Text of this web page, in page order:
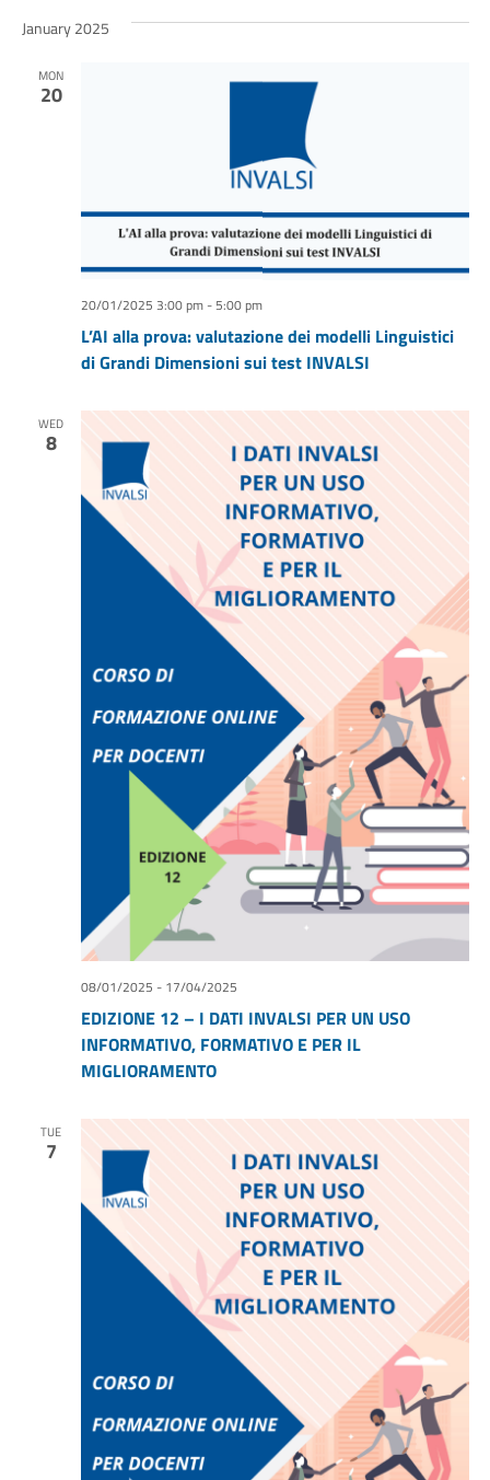
January 2025
MON
20
L’AI alla prova: valutazione dei modelli Linguistici
di Grandi Dimensioni sui test INVALSI
20/01/2025 3:00 pm-5:00 pm
WED
8
EDIZIONE 12 – I DATI INVALSI PER UN USO
INFORMATIVO, FORMATIVO E PER IL
MIGLIORAMENTO
08/01/2025 - 17/04/2025
TUE
7